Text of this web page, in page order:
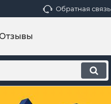
Обратная связь